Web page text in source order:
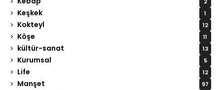
Keşkek 1
Kokteyl 12
Köşe 11
kültür-sanat 13
Kurumsal 5
Life 12
Manşet 97